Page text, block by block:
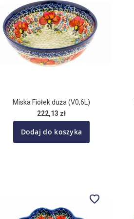
Miska Fiołek duża (V0,6L)
222,13 zł
Dodaj do koszyka